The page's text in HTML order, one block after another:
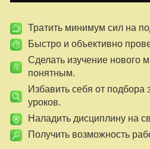
Тратить минимум сил на
Быстро и объективно
Сделать изучение нового
понятным.
Избавить себя от подбора
уроков.
Наладить дисциплину на
Получить возможность